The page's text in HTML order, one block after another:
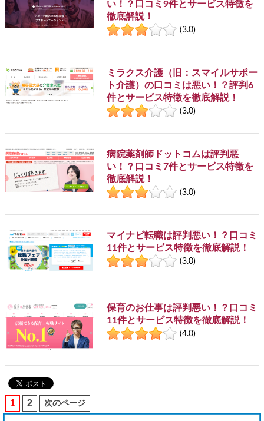
い！？口コミ9件とサービス特徴を
徹底解説！
(3.0)
ミラクス介護（旧：スマイルサポー
ト介護）の口コミは悪い！？評判6
件とサービス特徴を徹底解説！
(3.0)
病院薬剤師ドットコムは評判悪
い！？口コミ7件とサービス特徴を
徹底解説！
(3.0)
マイナビ転職は評判悪い！？口コミ
11件とサービス特徴を徹底解説！
(3.0)
保育のお仕事は評判悪い！？口コミ
11件とサービス特徴を徹底解説！
(4.0)
1 2 次のページ